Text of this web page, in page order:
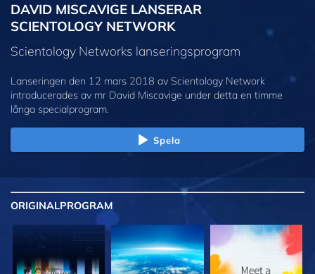
DAVID MISCAVIGE LANSERAR
SCIENTOLOGY NETWORK
Scientology Networks lanseringsprogram
Lanseringen den 12 mars 2018 av Scientology Network
introducerades av mr David Miscavige under detta en timme
långa specialprogram.
Spela
ORIGINALPROGRAM